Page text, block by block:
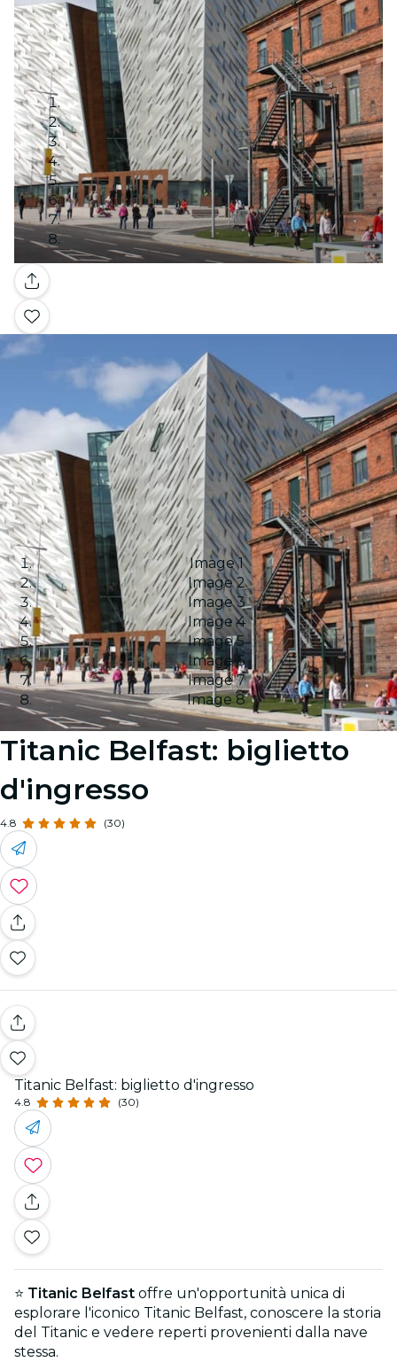
Galleria
Image 1
Image 2
Image 3
Image 4
Image 5
Image 6
Image 7
Image 8
Titanic Belfast: biglietto
d'ingresso
4.8 (30)
Titanic Belfast: biglietto d'ingresso
4.8 (30)
⭐ Titanic Belfast offre un'opportunità unica di
esplorare l'iconico Titanic Belfast, conoscere la storia
del Titanic e vedere reperti provenienti dalla nave
stessa.